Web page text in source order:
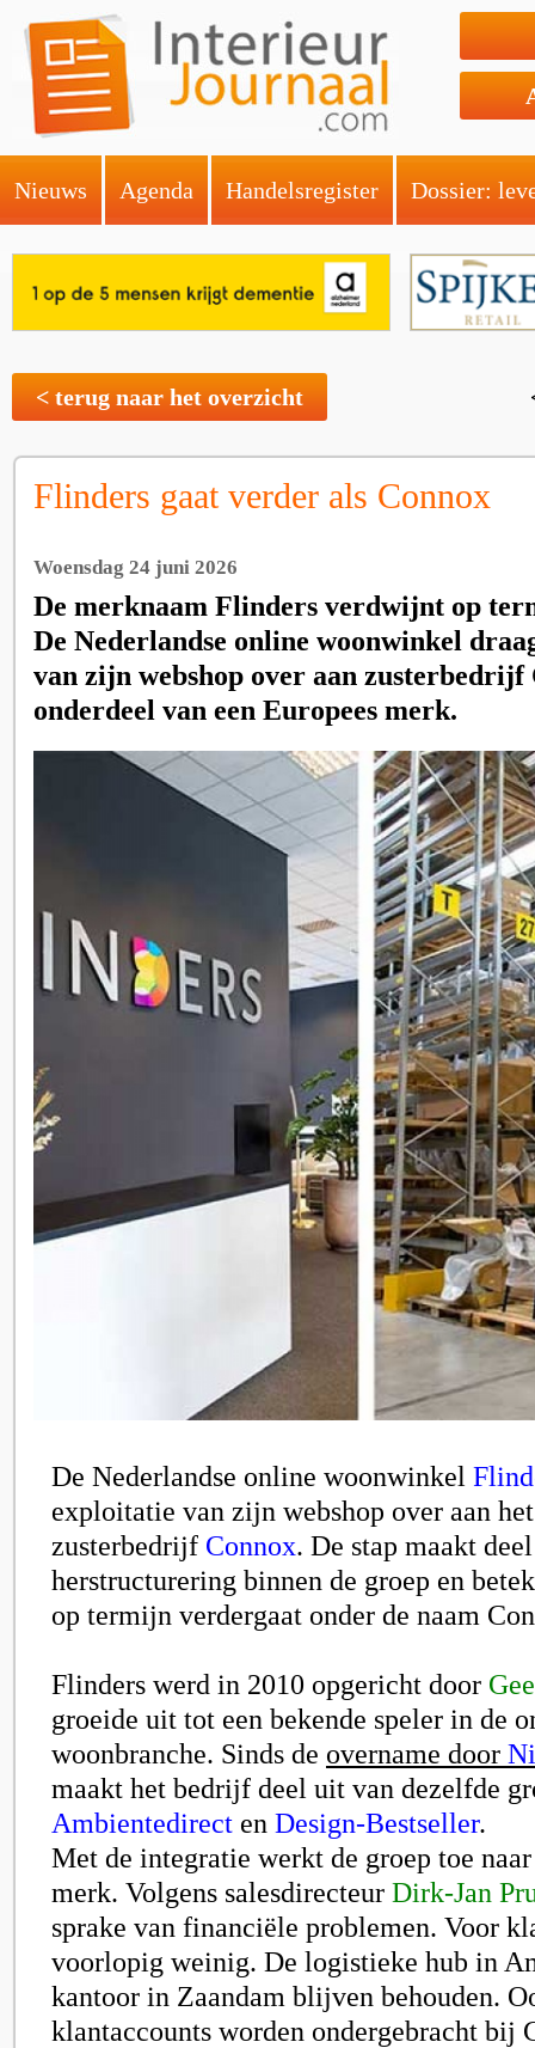
Nieuws Agenda Handelsregister Dossier:
< terug naar het overzicht
Flinders gaat verder als Connox
Woensdag 24 juni 2026
De merknaam Flinders verdwijnt op
De Nederlandse online woonwinkel
van zijn webshop over aan zusterbedrijf
onderdeel van een Europees merk.
De Nederlandse online woonwinkel
exploitatie van zijn webshop over aan
zusterbedrijf Connox. De stap maakt
herstructurering binnen de groep en
op termijn verdergaat onder de naam
Flinders werd in 2010 opgericht door
groeide uit tot een bekende speler in de
woonbranche. Sinds de overname door
maakt het bedrijf deel uit van dezelfde
Ambientedirect en Design-Bestseller.
Met de integratie werkt de groep toe naar
merk. Volgens salesdirecteur Dirk-Jan
sprake van financiële problemen. Voor
voorlopig weinig. De logistieke hub in
kantoor in Zaandam blijven behouden.
klantaccounts worden ondergebracht bij